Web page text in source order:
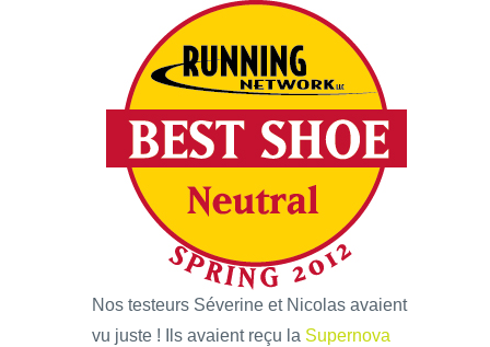
Nos testeurs Séverine et Nicolas avaient
vu juste ! Ils avaient reçu la Supernova